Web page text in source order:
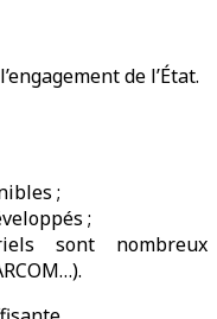
de l’État.
;
;
sont nombreux